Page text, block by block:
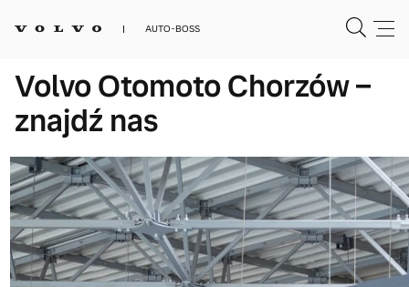
AUTO-BOSS
Volvo Otomoto Chorzów –
znajdź nas